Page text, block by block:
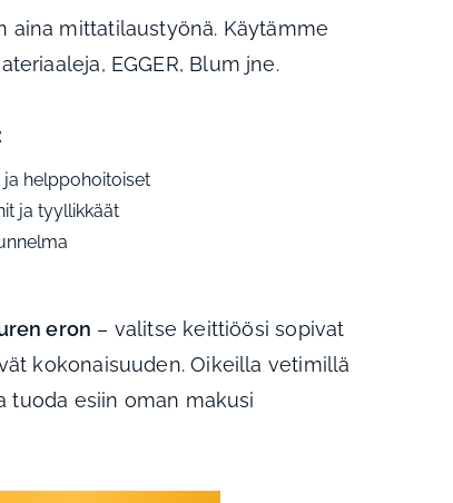
aina mittatilaustyönä. Käytämme
EGGER, Blum jne.
helppohoitoiset
ja tyyllikkäät
eron – valitse keittiöösi sopivat
kokonaisuuden. Oikeilla vetimillä
tuoda esiin oman makusi